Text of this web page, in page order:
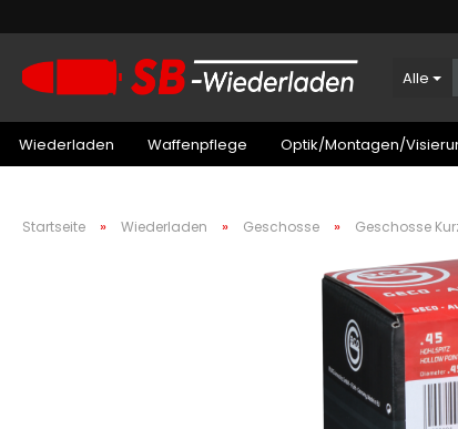
Alle
Wiederladen Waffenpflege Optik/Montagen/
Startseite » Wiederladen » Geschosse » Geschosse